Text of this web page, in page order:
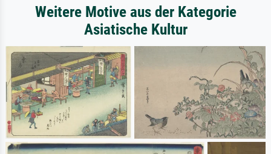
Weitere Motive aus der Kategorie
Asiatische Kultur